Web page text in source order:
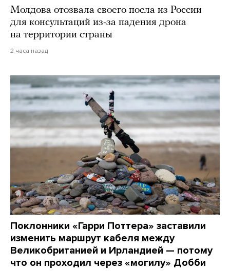
Молдова отозвала своего посла из России
для консультаций из-за падения дрона
на территории страны
2 часа назад
Поклонники «Гарри Поттера» заставили
изменить маршрут кабеля между
Великобританией и Ирландией — потому
что он проходил через «могилу» Добби